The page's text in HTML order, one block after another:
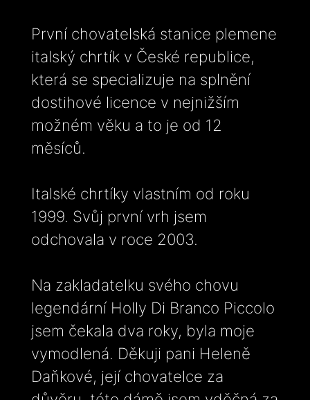
První chovatelská stanice plemene
italský chrtík v České republice,
která se specializuje na splnění
dostihové licence v nejnižším
možném věku a to je od 12
měsíců.
Italské chrtíky vlastním od roku
1999. Svůj první vrh jsem
odchovala v roce 2003.
Na zakladatelku svého chovu
legendární Holly Di Branco Piccolo
jsem čekala dva roky, byla moje
vymodlená. Děkuji pani Heleně
Daňkové, její chovatelce za